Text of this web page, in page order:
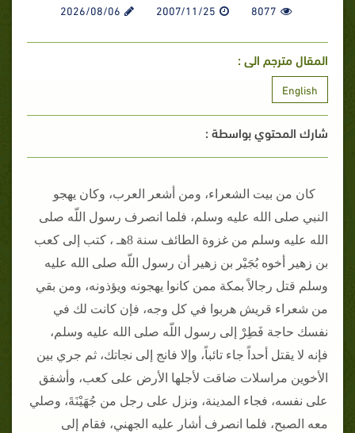
8077
2007/11/25
2026/08/06
المقال مترجم الى :
English
شارك المحتوي بواسطة :
كان من بيت الشعراء، ومن أشعر العرب، وكان يهجو
النبي صلى الله عليه وسلم، فلما انصرف رسول اللّه صلى
الله عليه وسلم من غزوة الطائف سنة 8هـ ، كتب إلى كعب
بن زهير أخوه بُجَيْر بن زهير أن رسول اللّه صلى الله عليه
وسلم قتل رجالاً بمكة ممن كانوا يهجونه ويؤذونه، ومن بقي
من شعراء قريش هربوا في كل وجه، فإن كانت لك في
نفسك حاجة فَطِرْ إلى رسول اللّه صلى الله عليه وسلم،
فإنه لا يقتل أحداً جاء تائباً، وإلا فانج إلى نجاتك، ثم جري بين
الأخوين مراسلات ضاقت لأجلها الأرض على كعب، وأشفق
على نفسه، فجاء المدينة، ونزل على رجل من جُهَيْنَةَ، وصلي
معه الصبح، فلما انصرف أشار عليه الجهني، فقام إلى